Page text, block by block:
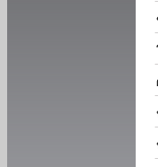
ข้
โ
ผู้
ป
ป